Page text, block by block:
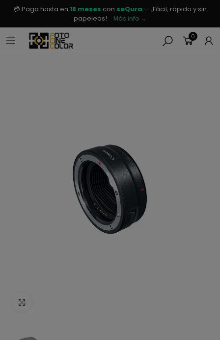
💳 Paga hasta en 18 meses con seQura — ¡Fácil, rápido y sin
papeleos!
Más info →
0